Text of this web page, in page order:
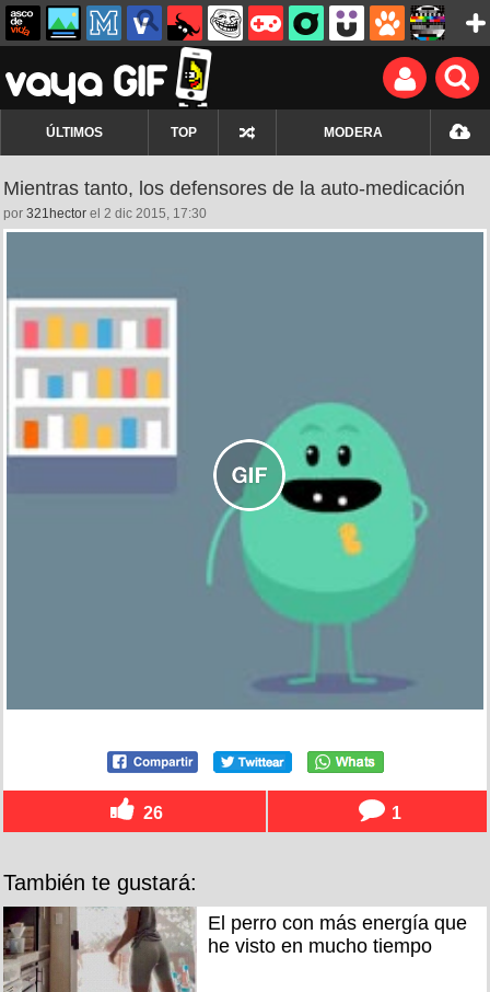
ÚLTIMOS TOP MODERA
Mientras tanto, los defensores de la auto-medicación
por 321hector el 2 dic 2015, 17:30
26 1
También te gustará:
El perro con más energía que
he visto en mucho tiempo